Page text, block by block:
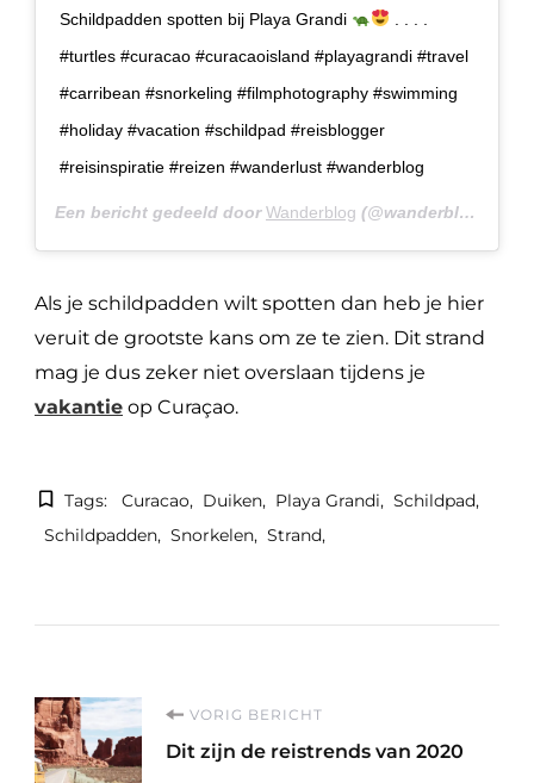
Schildpadden spotten bij Playa Grandi
#turtles #curacao #curacaoisland #playagrandi #travel
#carribean #snorkeling #filmphotography #swimming
#holiday #vacation #schildpad #reisblogger
#reisinspiratie #reizen #wanderlust #wanderblog
Een bericht gedeeld doorWanderblog (@wanderblog.nl) op
Als je schildpadden wilt spotten dan heb je hier
veruit de grootste kans om ze te zien. Dit strand
mag je dus zeker niet overslaan tijdens je
vakantie op Curaçao.
Tags: Curacao Duiken Playa Grandi
Schildpad
Schildpadden
Snorkelen Strand
Berichtnavigatie
VORIG BERICHT
Dit zijn de reistrends van 2020